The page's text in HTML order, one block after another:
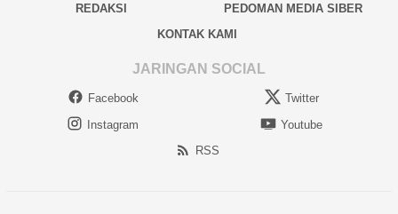
REDAKSI
PEDOMAN MEDIA SIBER
KONTAK KAMI
JARINGAN SOCIAL
Facebook
Twitter
Instagram
Youtube
RSS